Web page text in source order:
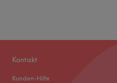
Kontakt
Kunden-Hilfe